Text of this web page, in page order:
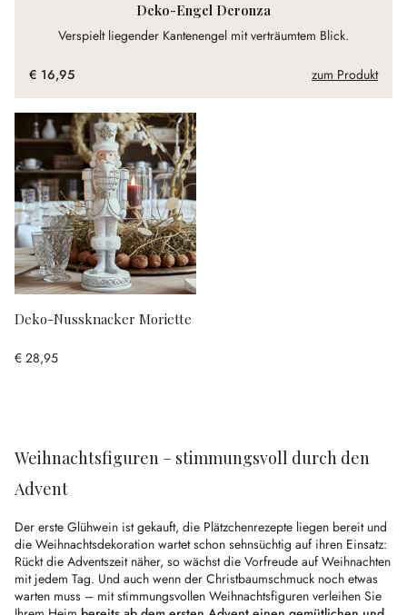
Deko-Engel Deronza
Verspielt liegender Kantenengel mit verträumtem Blick.
€ 16,95 zum Produkt
Deko-Nussknacker Moriette
€ 28,95
Weihnachtsfiguren – stimmungsvoll durch den
Advent
Der erste Glühwein ist gekauft, die Plätzchenrezepte liegen bereit und
die Weihnachtsdekoration wartet schon sehnsüchtig auf ihren Einsatz:
Rückt die Adventszeit näher, so wächst die Vorfreude auf Weihnachten
mit jedem Tag. Und auch wenn der Christbaumschmuck noch etwas
warten muss – mit stimmungsvollen Weihnachtsfiguren verleihen Sie